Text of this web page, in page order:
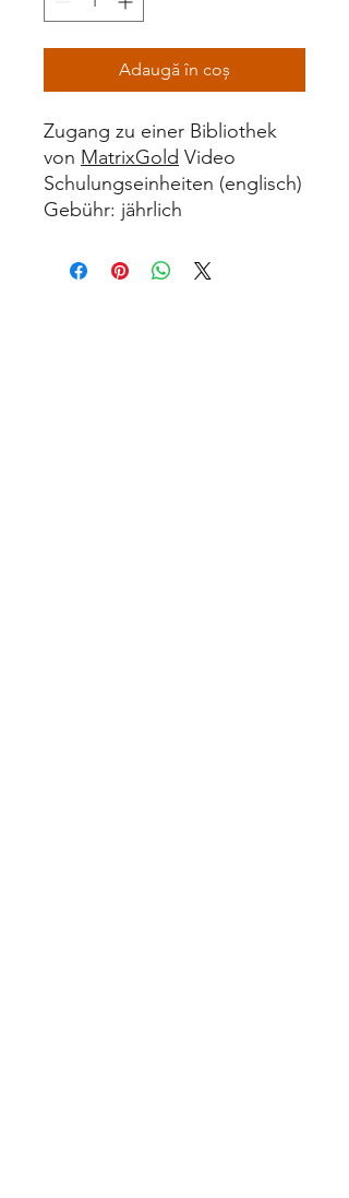
Adaugă în coș
Zugang zu einer Bibliothek
von MatrixGold Video
Schulungseinheiten (englisch)
Gebühr: jährlich